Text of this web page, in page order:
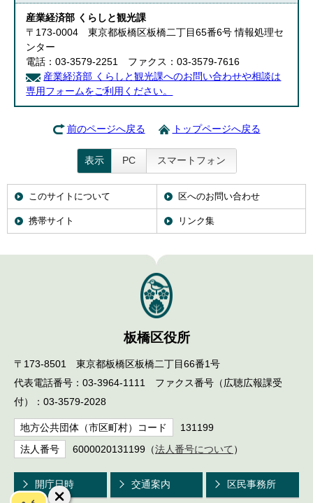
産業経済部 くらしと観光課
〒173-0004 東京都板橋区板橋二丁目65番6号 情報処理セ
ンター
電話：03-3579-2251 ファクス：03-3579-7616
産業経済部 くらしと観光課へのお問い合わせや相談は
専用フォームをご利用ください。
前のページへ戻る トップページへ戻る
表示 PC スマートフォン
このサイトについて 区へのお問い合わせ
携帯サイト リンク集
板橋区役所
〒173-8501 東京都板橋区板橋二丁目66番1号
代表電話番号：03-3964-1111 ファクス番号（広聴広報課受
付）：03-3579-2028
地方公共団体（市区町村）コード 131199
法人番号 6000020131199（法人番号について ）
開庁日時 交通案内 区民事務所